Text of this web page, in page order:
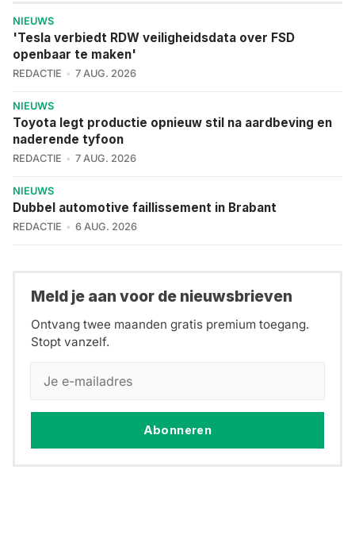
NIEUWS
'Tesla verbiedt RDW veiligheidsdata over FSD
openbaar te maken'
REDACTIE 7 AUG. 2026
NIEUWS
Toyota legt productie opnieuw stil na aardbeving en
naderende tyfoon
REDACTIE 7 AUG. 2026
NIEUWS
Dubbel automotive faillissement in Brabant
REDACTIE 6 AUG. 2026
Meld je aan voor de nieuwsbrieven
Ontvang twee maanden gratis premium toegang.
Stopt vanzelf.
Abonneren